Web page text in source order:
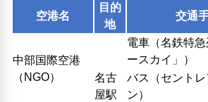
空港名
目的
地
交通
中部国際空港
（NGO）
電車（名鉄特急
ースカイ」）
名古
屋駅
バス（セント
ン）